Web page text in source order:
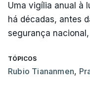
Uma vigília anual à
há décadas, antes
segurança
TÓPICOS
Rubio Tiananmen,